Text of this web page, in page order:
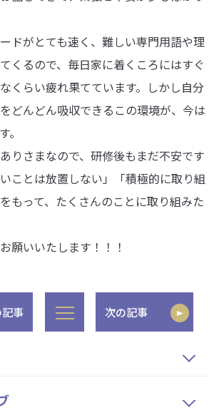
ドがとても速く、難しい専門用語や理
くるので、毎日家に着くころにはすぐ
くらい疲れ果てています。しかし自分
どんどん吸収できるこの環境が、今は
。
りさまなので、研修後もまだ不安です
ことは放置しない」「積極的に取り組
もって、たくさんのことに取り組みた
願いいたします！！！
事 次の記事